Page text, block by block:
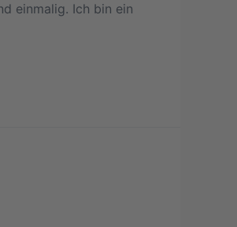
einmalig. Ich bin ein